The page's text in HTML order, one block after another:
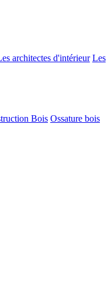
architectes d'intérieur Les
Bois Ossature bois